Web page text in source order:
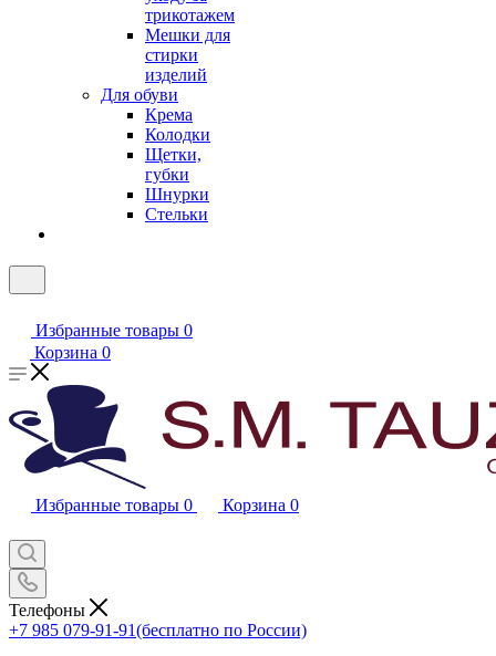
трикотажем
Мешки для
стирки
изделий
Для обуви
Крема
Колодки
Щетки,
губки
Шнурки
Стельки
Избранные товары 0
Корзина 0
Избранные товары 0 Корзина 0
Телефоны
+7 985 079-91-91(бесплатно по России)